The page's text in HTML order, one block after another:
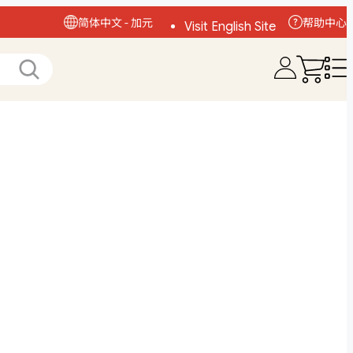
简体中文 - 加元
Visit English Site
帮助中心